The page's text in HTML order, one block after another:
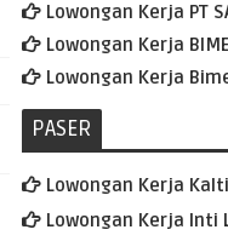
Lowongan Kerja PT
Lowongan Kerja
Lowongan Kerja
PASER
Lowongan Kerja
Lowongan Kerja Inti